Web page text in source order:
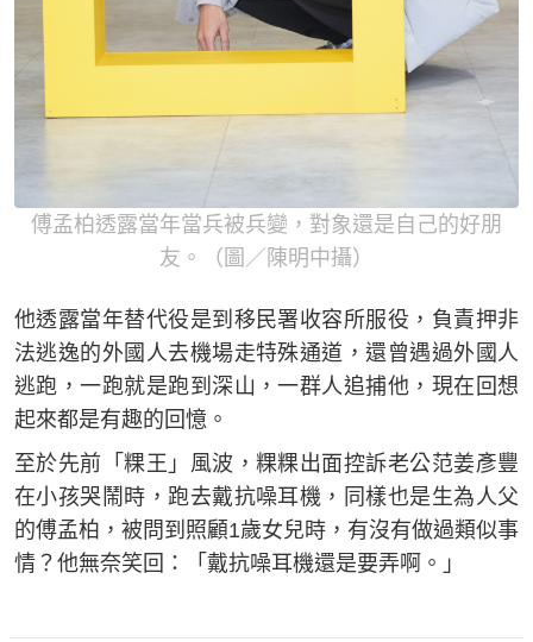
傅孟柏透露當年當兵被兵變，對象還是自己的好朋
友。（圖／陳明中攝）
他透露當年替代役是到移民署收容所服役，負責押非
法逃逸的外國人去機場走特殊通道，還曾遇過外國人
逃跑，一跑就是跑到深山，一群人追捕他，現在回想
起來都是有趣的回憶。
至於先前「粿王」風波，粿粿出面控訴老公范姜彥豐
在小孩哭鬧時，跑去戴抗噪耳機，同樣也是生為人父
的傅孟柏，被問到照顧1歲女兒時，有沒有做過類似事
情？他無奈笑回：「戴抗噪耳機還是要弄啊。」